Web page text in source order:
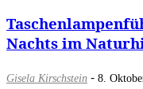
Nachts im
Gisela Kirschstein - 8.